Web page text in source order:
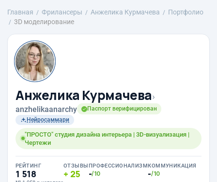
Главная Фрилансеры Анжелика Курмачева
Портфолио
3D моделирование
Анжелика Курмачева›
anzhelikaanarchy
Паспорт верифицирован
Нейросаммари
"ПРОСТО" студия дизайна интерьера | 3D-визуализация |
Чертежи
РЕЙТИНГ
1 518
ОТЗЫВЫ
25
ПРОФЕССИОНАЛИЗМ
-/10
КОММУНИКАЦИЯ
-/10